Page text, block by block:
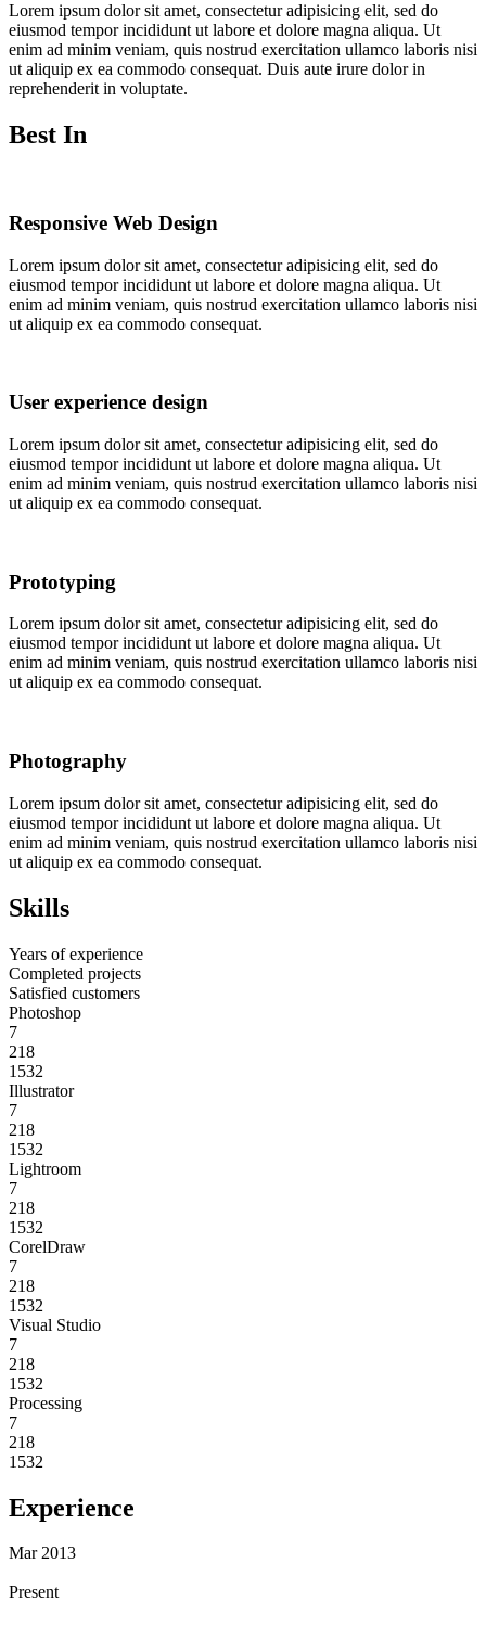
Lorem ipsum dolor sit amet, consectetur adipisicing elit, sed do
eiusmod tempor incididunt ut labore et dolore magna aliqua. Ut
enim ad minim veniam, quis nostrud exercitation ullamco laboris nisi
ut aliquip ex ea commodo consequat. Duis aute irure dolor in
reprehenderit in voluptate.
Best In
Responsive Web Design
Lorem ipsum dolor sit amet, consectetur adipisicing elit, sed do
eiusmod tempor incididunt ut labore et dolore magna aliqua. Ut
enim ad minim veniam, quis nostrud exercitation ullamco laboris nisi
ut aliquip ex ea commodo consequat.
User experience design
Lorem ipsum dolor sit amet, consectetur adipisicing elit, sed do
eiusmod tempor incididunt ut labore et dolore magna aliqua. Ut
enim ad minim veniam, quis nostrud exercitation ullamco laboris nisi
ut aliquip ex ea commodo consequat.
Prototyping
Lorem ipsum dolor sit amet, consectetur adipisicing elit, sed do
eiusmod tempor incididunt ut labore et dolore magna aliqua. Ut
enim ad minim veniam, quis nostrud exercitation ullamco laboris nisi
ut aliquip ex ea commodo consequat.
Photography
Lorem ipsum dolor sit amet, consectetur adipisicing elit, sed do
eiusmod tempor incididunt ut labore et dolore magna aliqua. Ut
enim ad minim veniam, quis nostrud exercitation ullamco laboris nisi
ut aliquip ex ea commodo consequat.
Skills
Years of experience
Completed projects
Satisfied customers
Photoshop
7
218
1532
Illustrator
7
218
1532
Lightroom
7
218
1532
CorelDraw
7
218
1532
Visual Studio
7
218
1532
Processing
7
218
1532
Experience
Mar 2013
Present